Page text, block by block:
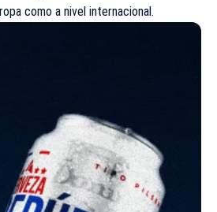
como a nivel internacional.